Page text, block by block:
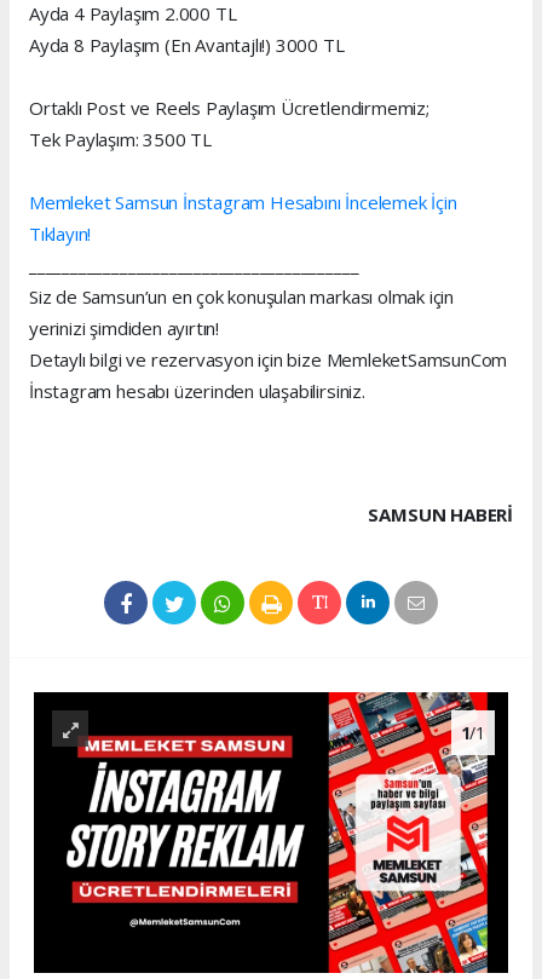
Ayda 4 Paylaşım 2.000 TL
Ayda 8 Paylaşım (En Avantajlı!) 3000 TL
Ortaklı Post ve Reels Paylaşım Ücretlendirmemiz;
Tek Paylaşım: 3500 TL
Memleket Samsun İnstagram Hesabını İncelemek İçin
Tıklayın!
Siz de Samsun’un en çok konuşulan markası olmak için
yerinizi şimdiden ayırtın!
Detaylı bilgi ve rezervasyon için bize MemleketSamsunCom
İnstagram hesabı üzerinden ulaşabilirsiniz.
SAMSUN HABERİ
1/1